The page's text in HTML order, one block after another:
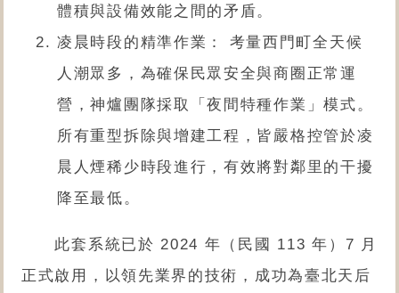
體積與設備效能之間的矛盾。
凌晨時段的精準作業： 考量西門町全天候
人潮眾多，為確保民眾安全與商圈正常運
營，神爐團隊採取「夜間特種作業」模式。
所有重型拆除與增建工程，皆嚴格控管於凌
晨人煙稀少時段進行，有效將對鄰里的干擾
降至最低。
此套系統已於 2024 年（民國 113 年）7 月
正式啟用，以領先業界的技術，成功為臺北天后